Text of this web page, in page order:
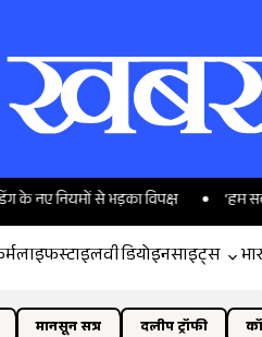
से भड़का विपक्ष 'हम सब मारे जाते',
लाइफस्टाइलवीडियोइनसाइट्स
मानसून सत्र दलीप ट्रॉफी